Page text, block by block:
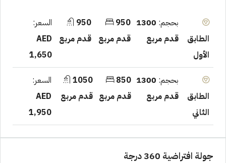
الطابق
الأول
بحجم: 1300
قدم مربع
950
قدم مربع
950
قدم مربع
السعر:
AED
1,650
الطابق
الثاني
بحجم: 1300
قدم مربع
850
قدم مربع
1050
قدم مربع
السعر:
AED
1,950
جولة افتراضية 360 درجة